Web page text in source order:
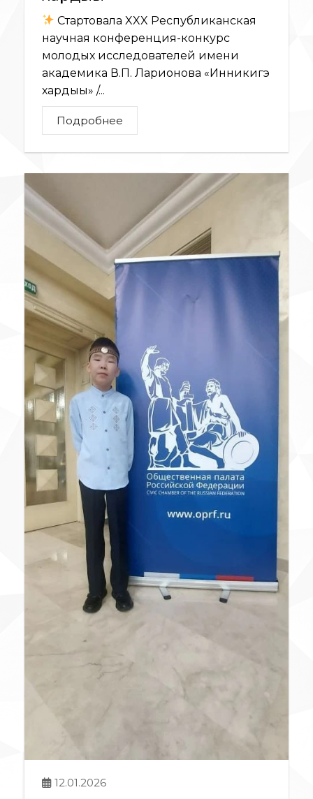
Стартовала XXX Республиканская
научная конференция-конкурс
молодых исследователей имени
академика В.П. Ларионова «Инникигэ
хардыы» /...
Подробнее
12.01.2026